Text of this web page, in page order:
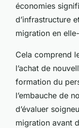
économies
d’infrastructure
migration en
Cela comprend
l’achat de
formation du
l’embauche de
d’évaluer
migration avant